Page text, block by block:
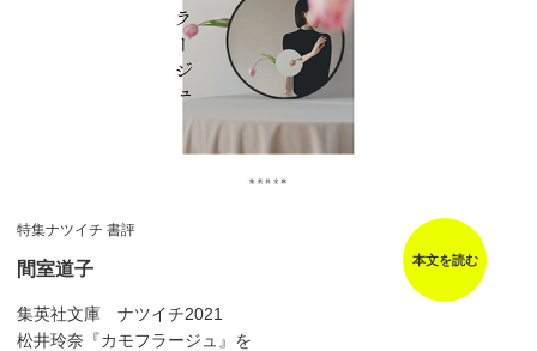
特集ナツイチ 書評
間室道子
集英社文庫 ナツイチ2021
松井玲奈『カモフラージュ』を
本文を読む